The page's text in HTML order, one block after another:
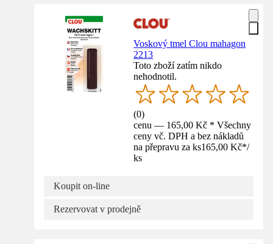
Voskový tmel Clou mahagon
2213
Toto zboží zatím nikdo
nehodnotil.
(0)
cenu — 165,00 Kč * Všechny
ceny vč. DPH a bez nákladů
na přepravu za ks165,00 Kč*/
ks
Koupit on-line
Rezervovat v prodejně